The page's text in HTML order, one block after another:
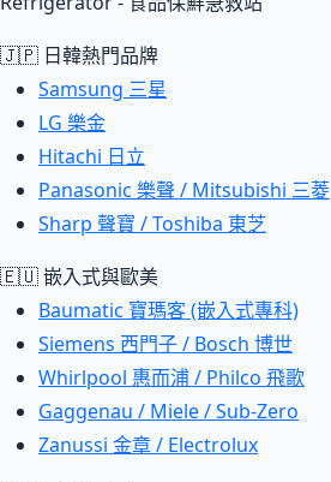
🇯🇵 日韓熱門品牌
Samsung 三星
LG 樂金
Hitachi 日立
Panasonic 樂聲 / Mitsubishi 三菱
Sharp 聲寶 / Toshiba 東芝
🇪🇺 嵌入式與歐美
Baumatic 寶瑪客 (嵌入式專科)
Siemens 西門子 / Bosch 博世
Whirlpool 惠而浦 / Philco 飛歌
Gaggenau / Miele / Sub-Zero
Zanussi 金章 / Electrolux